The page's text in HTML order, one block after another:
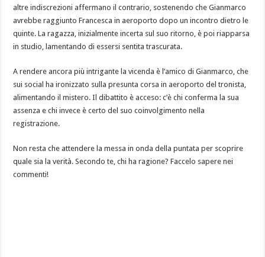
altre indiscrezioni affermano il contrario, sostenendo che Gianmarco
avrebbe raggiunto Francesca in aeroporto dopo un incontro dietro le
quinte. La ragazza, inizialmente incerta sul suo ritorno, è poi riapparsa
in studio, lamentando di essersi sentita trascurata.
A rendere ancora più intrigante la vicenda è l’amico di Gianmarco, che
sui social ha ironizzato sulla presunta corsa in aeroporto del tronista,
alimentando il mistero. Il dibattito è acceso: c’è chi conferma la sua
assenza e chi invece è certo del suo coinvolgimento nella
registrazione.
Non resta che attendere la messa in onda della puntata per scoprire
quale sia la verità. Secondo te, chi ha ragione? Faccelo sapere nei
commenti!